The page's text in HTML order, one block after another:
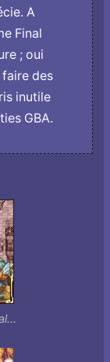
A
Final
; oui
des
inutile
GBA.